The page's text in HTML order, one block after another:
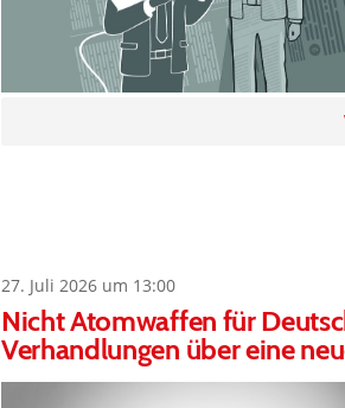
27. Juli 2026 um 13:00
Nicht Atomwaffen für
Verhandlungen über eine